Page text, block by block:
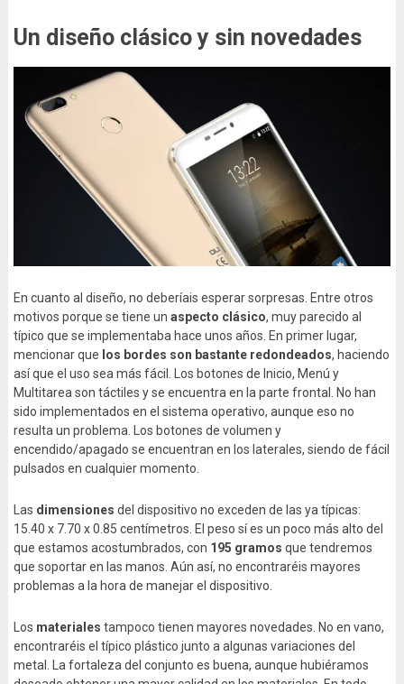
Un diseño clásico y sin novedades
En cuanto al diseño, no deberíais esperar sorpresas. Entre otros
motivos porque se tiene un aspecto clásico, muy parecido al
típico que se implementaba hace unos años. En primer lugar,
mencionar que los bordes son bastante redondeados, haciendo
así que el uso sea más fácil. Los botones de Inicio, Menú y
Multitarea son táctiles y se encuentra en la parte frontal. No han
sido implementados en el sistema operativo, aunque eso no
resulta un problema. Los botones de volumen y
encendido/apagado se encuentran en los laterales, siendo de fácil
pulsados en cualquier momento.
Las dimensiones del dispositivo no exceden de las ya típicas:
15.40 x 7.70 x 0.85 centímetros. El peso sí es un poco más alto del
que estamos acostumbrados, con 195 gramos que tendremos
que soportar en las manos. Aún así, no encontraréis mayores
problemas a la hora de manejar el dispositivo.
Los materiales tampoco tienen mayores novedades. No en vano,
encontraréis el típico plástico junto a algunas variaciones del
metal. La fortaleza del conjunto es buena, aunque hubiéramos